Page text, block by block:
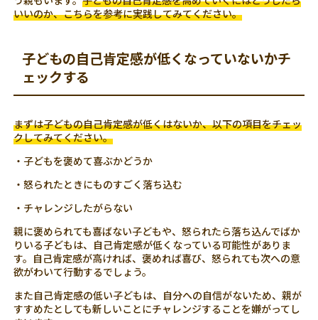
いいのか、こちらを参考に実践してみてください。
子どもの自己肯定感が低くなっていないかチ
ェックする
まずは子どもの自己肯定感が低くはないか、以下の項目をチェッ
クしてみてください。
・子どもを褒めて喜ぶかどうか
・怒られたときにものすごく落ち込む
・チャレンジしたがらない
親に褒められても喜ばない子どもや、怒られたら落ち込んでばか
りいる子どもは、自己肯定感が低くなっている可能性がありま
す。自己肯定感が高ければ、褒めれば喜び、怒られても次への意
欲がわいて行動するでしょう。
また自己肯定感の低い子どもは、自分への自信がないため、親が
すすめたとしても新しいことにチャレンジすることを嫌がってし